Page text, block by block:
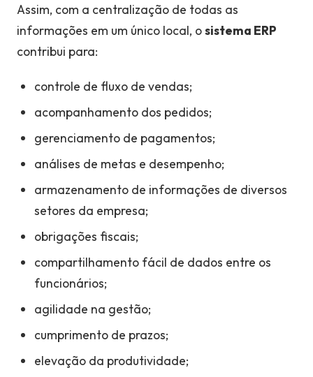
Assim, com a centralização de todas as
informações em um único local, osistema ERP
contribui para:
controle de fluxo de vendas;
acompanhamento dos pedidos;
gerenciamento de pagamentos;
análises de metas e desempenho;
armazenamento de informações de diversos
setores da empresa;
obrigações fiscais;
compartilhamento fácil de dados entre os
funcionários;
agilidade na gestão;
cumprimento de prazos;
elevação da produtividade;